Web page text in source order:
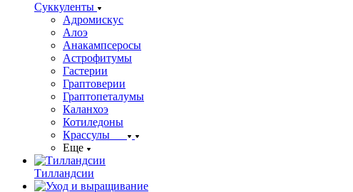
Суккуленты
Адромискус
Алоэ
Анакампсеросы
Астрофитумы
Гастерии
Граптоверии
Граптопеталумы
Каланхоэ
Котиледоны
Крассулы
Еще
Тилландсии